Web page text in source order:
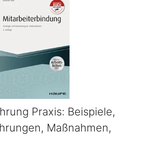
Praxis: Beispiele,
Maßnahmen,